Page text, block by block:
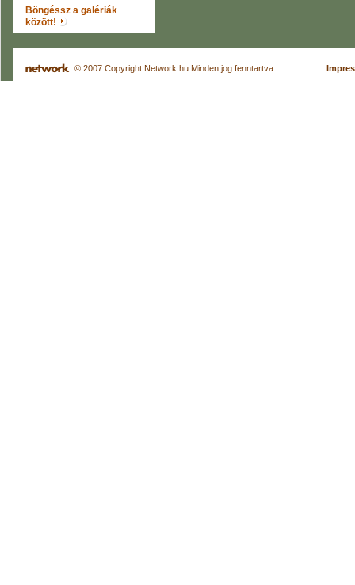
Böngéssz a galériák
között!
© 2007 Copyright Network.hu Minden jog fenntartva.